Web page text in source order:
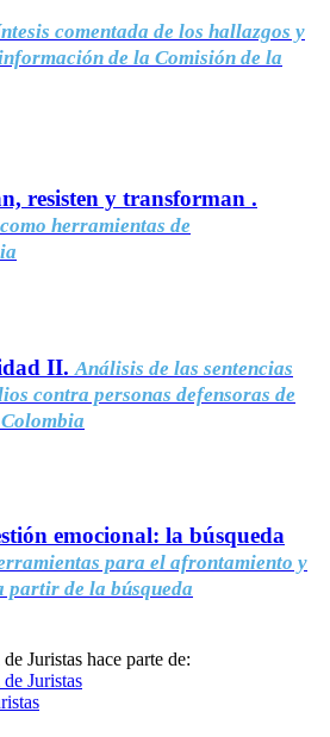
comentada de los hallazgos y
de la Comisión de la
resisten y transforman .
herramientas de
II. Análisis de las sentencias
contra personas defensoras de
emocional: la búsqueda
para el afrontamiento y
partir de la búsqueda
Juristas hace parte de: